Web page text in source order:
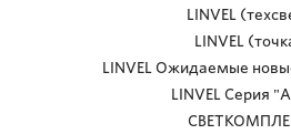
LINVEL
LINVEL
LINVEL Ожидаемые
LINVEL Серия